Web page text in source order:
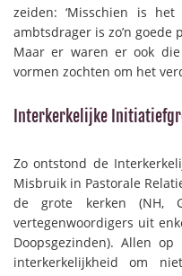
zeiden: ‘Misschien is
ambtsdrager is zo’n goede
Maar er waren er ook
vormen zochten om het
Interkerkelijke
Zo ontstond de
Misbruik in Pastorale
de grote kerken (NH,
vertegenwoordigers uit
Doopsgezinden). Allen
interkerkelijkheid om